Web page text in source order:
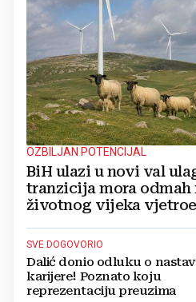
OZBILJAN POTENCIJAL
BiH ulazi u novi val
tranzicija mora
životnog vijeka
SVE DOGOVORIO
Dalić donio odluku o
karijere! Poznato koju
reprezentaciju preuzima